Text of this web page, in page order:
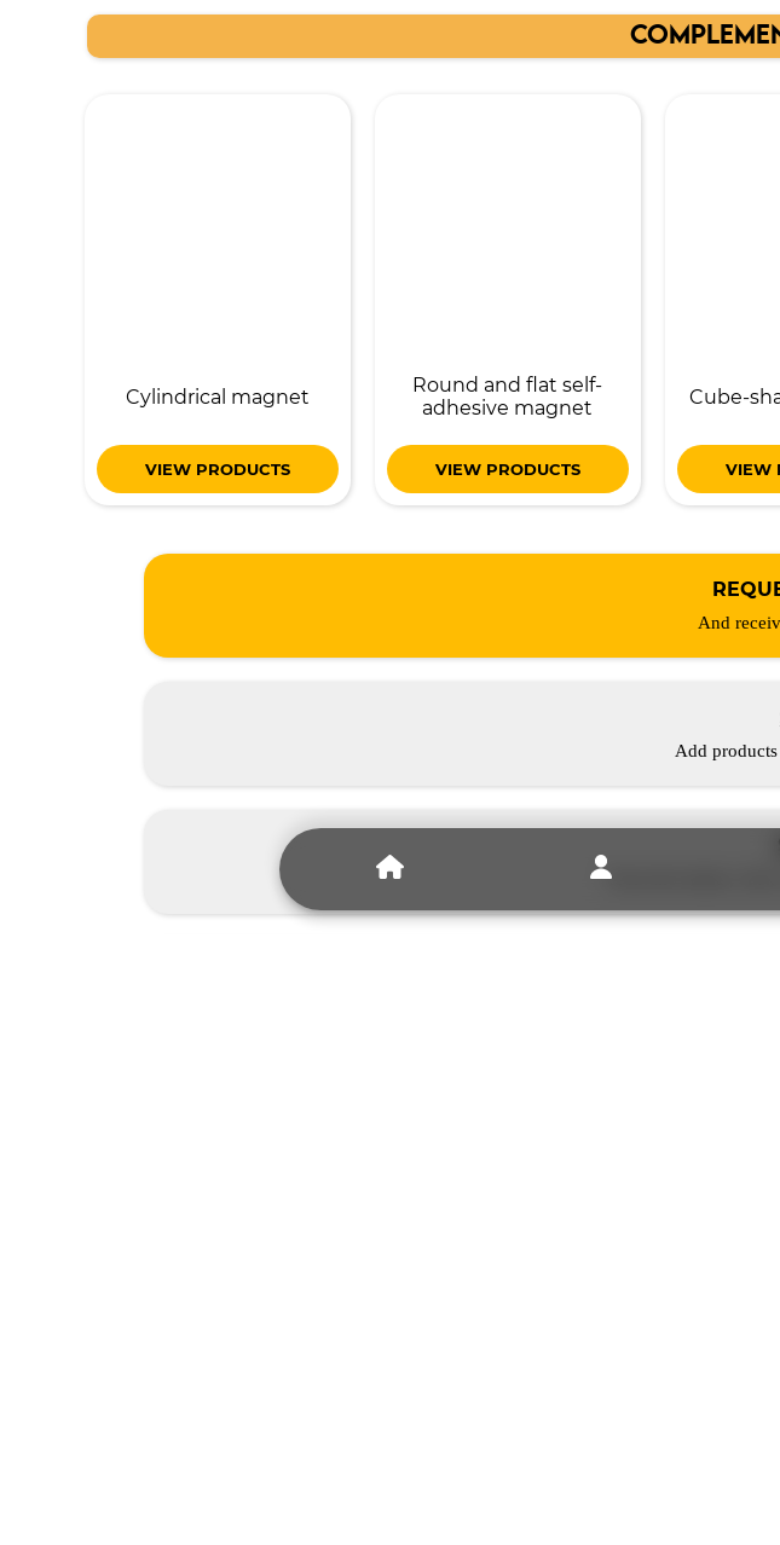
Cylindrical magnet
VIEW PRODUCTS
Round and flat self-
adhesive magnet
VIEW PRODUCTS
Cube-
VIEW
And
Add
From the basket, click